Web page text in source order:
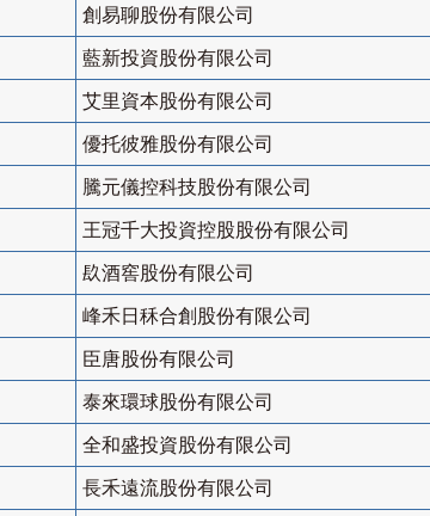
創易聊股份有限公司
藍新投資股份有限公司
艾里資本股份有限公司
優托彼雅股份有限公司
騰元儀控科技股份有限公司
王冠千大投資控股股份有限公司
镹酒窖股份有限公司
峰禾日秝合創股份有限公司
臣唐股份有限公司
泰來環球股份有限公司
全和盛投資股份有限公司
長禾遠流股份有限公司